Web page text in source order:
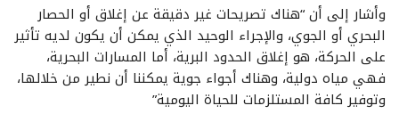
وأشار إلى أن “هناك تصريحات غير دقيقة عن إغلاق أو الحصار
البحري أو الجوي، والإجراء الوحيد الذي يمكن أن يكون لديه تأثير
على الحركة، هو إغلاق الحدود البرية، أما المسارات البحرية،
فهي مياه دولية، وهناك أجواء جوية يمكننا أن نطير من خلالها،
وتوفير كافة المستلزمات للحياة اليومية”